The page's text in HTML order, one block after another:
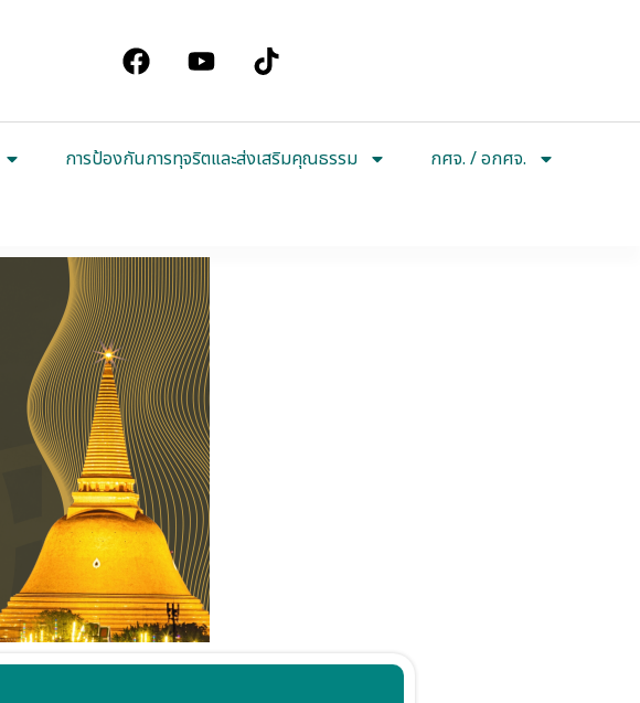
การป้องกันการทุจริตและส่งเสริมคุณธรรม
กศจ. / อกศจ.